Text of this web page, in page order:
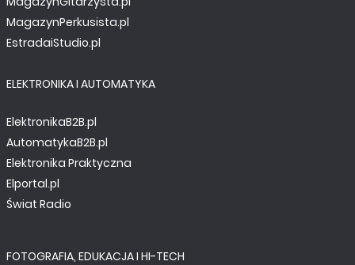
MagazynPerkusista.pl
EstradaiStudio.pl
ELEKTRONIKA I AUTOMATYKA
ElektronikaB2B.pl
AutomatykaB2B.pl
Elektronika Praktyczna
Elportal.pl
Świat Radio
FOTOGRAFIA, EDUKACJA I HI-TECH